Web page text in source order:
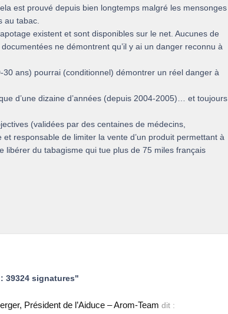
est prouvé depuis bien longtemps malgré les mensonges
au tabac.
existent et sont disponibles sur le net. Aucunes de
ne démontrent qu’il y ai un danger reconnu à
ans) pourrai (conditionnel) démontrer un réel danger à
d’une dizaine d’années (depuis 2004-2005)… et toujours
(validées par des centaines de médecins,
responsable de limiter la vente d’un produit permettant à
libérer du tabagisme qui tue plus de 75 miles français
39324 signatures"
Président de l’Aiduce – Arom-Team dit :